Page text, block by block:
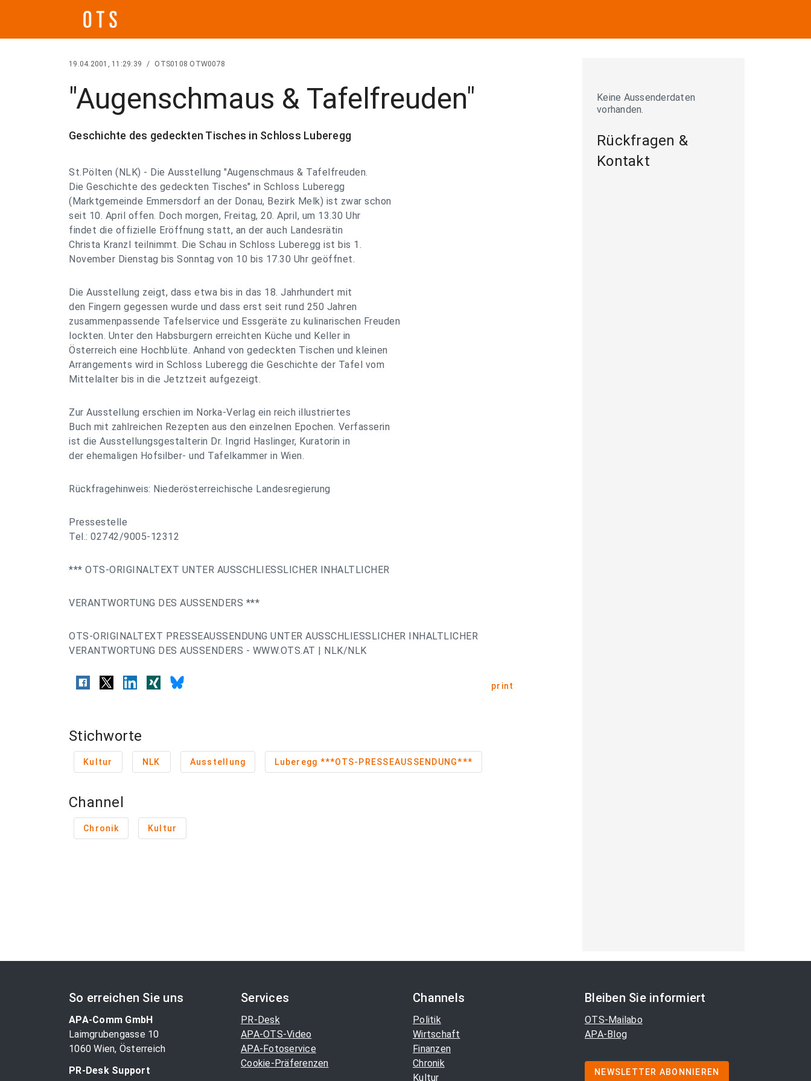
19.04.2001, 11:29:39 / OTS0108 OTW0078
"Augenschmaus & Tafelfreuden"
Geschichte des gedeckten Tisches in Schloss Luberegg
St.Pölten (NLK) - Die Ausstellung "Augenschmaus & Tafelfreuden.
Die Geschichte des gedeckten Tisches" in Schloss Luberegg
(Marktgemeinde Emmersdorf an der Donau, Bezirk Melk) ist zwar schon
seit 10. April offen. Doch morgen, Freitag, 20. April, um 13.30 Uhr
findet die offizielle Eröffnung statt, an der auch Landesrätin
Christa Kranzl teilnimmt. Die Schau in Schloss Luberegg ist bis 1.
November Dienstag bis Sonntag von 10 bis 17.30 Uhr geöffnet.
Die Ausstellung zeigt, dass etwa bis in das 18. Jahrhundert mit
den Fingern gegessen wurde und dass erst seit rund 250 Jahren
zusammenpassende Tafelservice und Essgeräte zu kulinarischen Freuden
lockten. Unter den Habsburgern erreichten Küche und Keller in
Österreich eine Hochblüte. Anhand von gedeckten Tischen und kleinen
Arrangements wird in Schloss Luberegg die Geschichte der Tafel vom
Mittelalter bis in die Jetztzeit aufgezeigt.
Zur Ausstellung erschien im Norka-Verlag ein reich illustriertes
Buch mit zahlreichen Rezepten aus den einzelnen Epochen. Verfasserin
ist die Ausstellungsgestalterin Dr. Ingrid Haslinger, Kuratorin in
der ehemaligen Hofsilber- und Tafelkammer in Wien.
Rückfragehinweis: Niederösterreichische Landesregierung
Pressestelle
Tel.: 02742/9005-12312
*** OTS-ORIGINALTEXT UNTER AUSSCHLIESSLICHER INHALTLICHER
VERANTWORTUNG DES AUSSENDERS ***
OTS-ORIGINALTEXT PRESSEAUSSENDUNG UNTER AUSSCHLIESSLICHER INHALTLICHER
VERANTWORTUNG DES AUSSENDERS - WWW.OTS.AT | NLK/NLK
print
Stichworte
Kultur NLK Ausstellung Luberegg ***OTS-PRESSEAUSSENDUNG***
Channel
Chronik Kultur
Keine Aussenderdaten
vorhanden.
Rückfragen &
Kontakt
So erreichen Sie uns
APA-Comm GmbH
Laimgrubengasse 10
1060 Wien, Österreich
PR-Desk Support
Services
PR-Desk
APA-OTS-Video
APA-Fotoservice
Cookie-Präferenzen
Channels
Politik
Wirtschaft
Finanzen
Chronik
Kultur
Bleiben Sie informiert
OTS-Mailabo
APA-Blog
NEWSLETTER ABONNIEREN